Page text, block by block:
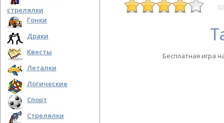
стрелялки
Гонки
Драки
Квесты
Леталки
Логические
Спорт
Стрелялки
Бесплатная игра